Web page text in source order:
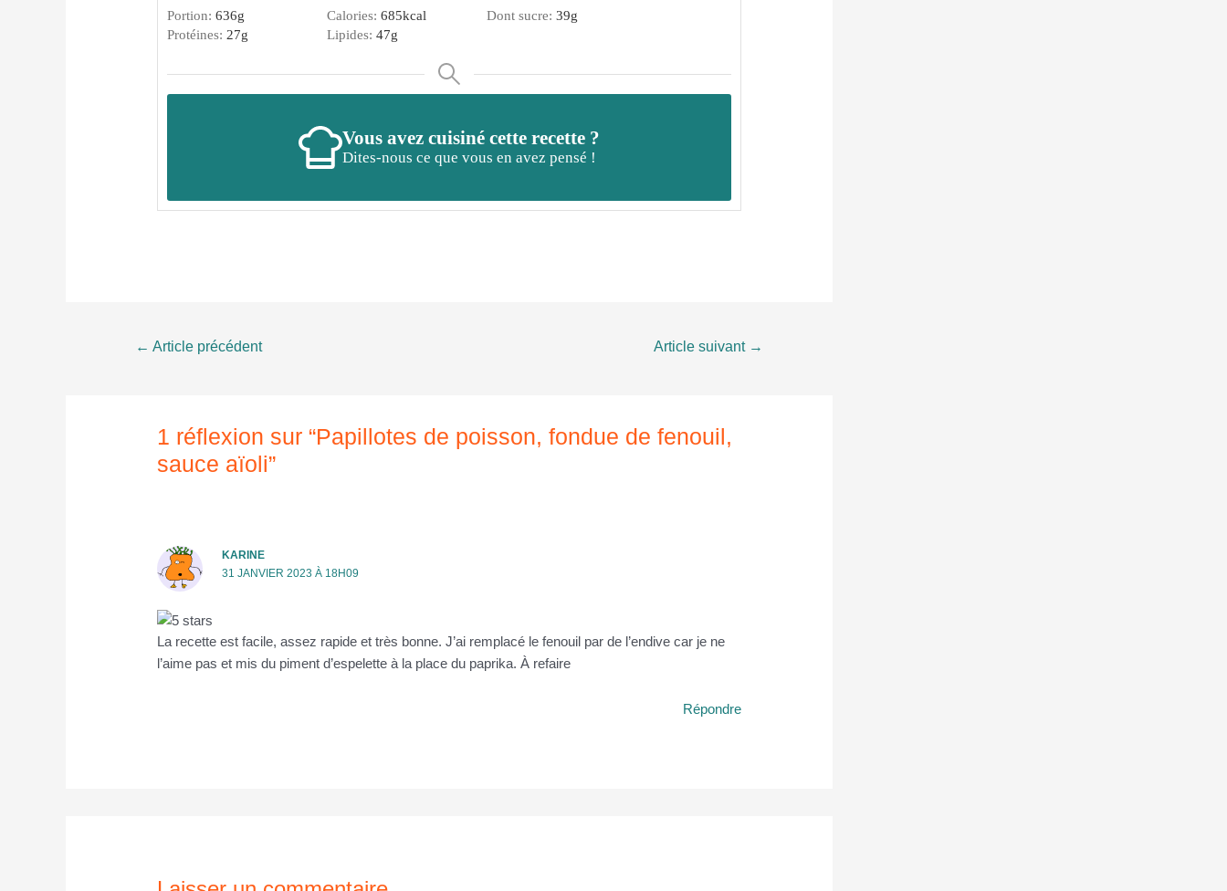
Portion:636g Calories:685kcal Dont sucre:39g
Protéines: 27g Lipides:47g
Vous avez cuisiné cette recette ?
Dites-nous ce que vous en avez pensé !
Navigation
← Article précédent Article suivant →
1 réflexion sur “Papillotes de poisson, fondue de fenouil,
sauce aïoli”
KARINE
31 JANVIER 2023 À 18H09
La recette est facile, assez rapide et très bonne. J’ai remplacé le fenouil par de l’endive car je ne
l’aime pas et mis du piment d’espelette à la place du paprika. À refaire
Répondre